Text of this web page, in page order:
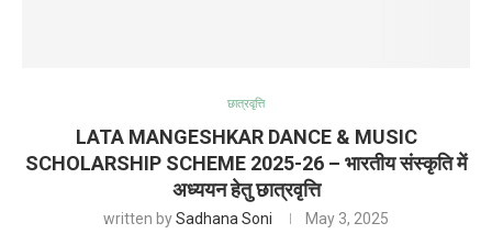
छात्रवृत्ति
LATA MANGESHKAR DANCE & MUSIC
SCHOLARSHIP SCHEME 2025-26 – भारतीय संस्कृति में
अध्ययन हेतु छात्रवृत्ति
written bySadhana Soni May 3, 2025